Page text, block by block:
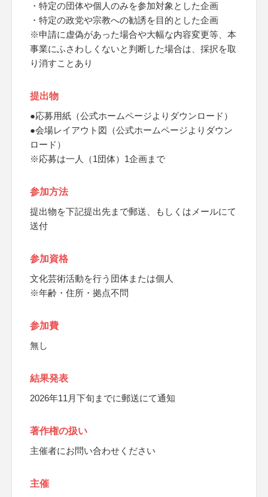
・特定の団体や個人のみを参加対象とした企画
・特定の政党や宗教への勧誘を目的とした企画
※申請に虚偽があった場合や大幅な内容変更等、本
事業にふさわしくないと判断した場合は、採択を取
り消すことあり
提出物
●応募用紙（公式ホームページよりダウンロード）
●会場レイアウト図（公式ホームページよりダウン
ロード）
※応募は一人（1団体）1企画まで
参加方法
提出物を下記提出先まで郵送、もしくはメールにて
送付
参加資格
文化芸術活動を行う団体または個人
※年齢・住所・拠点不問
参加費
無し
結果発表
2026年11月下旬までに郵送にて通知
著作権の扱い
主催者にお問い合わせください
主催